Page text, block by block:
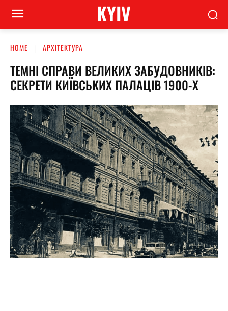
KYIV
HOME АРХІТЕКТУРА
ТЕМНІ СПРАВИ ВЕЛИКИХ ЗАБУДОВНИКІВ:
СЕКРЕТИ КИЇВСЬКИХ ПАЛАЦІВ 1900-Х